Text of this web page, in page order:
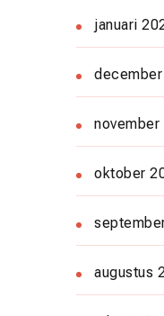
januari
november
oktober
augustus